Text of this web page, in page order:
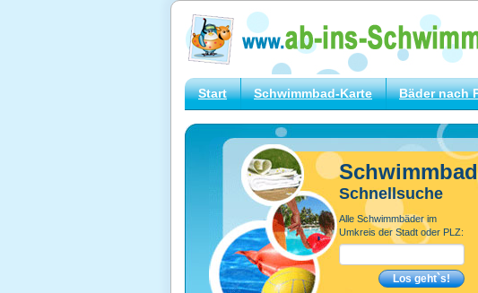
Start Schwimmbad-Karte Bäder nach
Schwimmbad
Schnellsuche
Alle Schwimmbäder im
Umkreis der Stadt oder PLZ: